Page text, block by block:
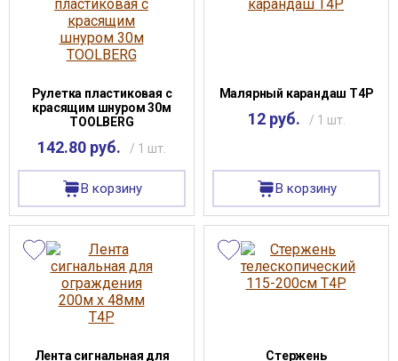
Рулетка пластиковая с
красящим шнуром 30м
TOOLBERG
142.80 руб. / 1 шт.
В корзину
Малярный карандаш Т4Р
12 руб. / 1 шт.
В корзину
Лента сигнальная для
Стержень